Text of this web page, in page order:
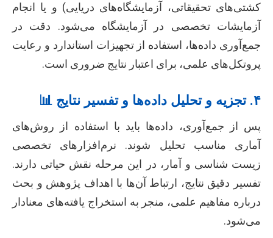
کشتی‌های تحقیقاتی، آزمایشگاه‌های دریایی) و یا انجام
آزمایشات تخصصی در آزمایشگاه می‌شود. دقت در
جمع‌آوری داده‌ها، استفاده از تجهیزات استاندارد و رعایت
پروتکل‌های علمی، برای اعتبار نتایج ضروری است.
۴. تجزیه و تحلیل داده‌ها و تفسیر نتایج 📊
پس از جمع‌آوری، داده‌ها باید با استفاده از روش‌های
آماری مناسب تحلیل شوند. نرم‌افزارهای تخصصی
زیست شناسی و آمار، در این مرحله نقش حیاتی دارند.
تفسیر دقیق نتایج، ارتباط آن‌ها با اهداف پژوهش و بحث
درباره مفاهیم علمی، منجر به استخراج یافته‌های معنادار
می‌شود.